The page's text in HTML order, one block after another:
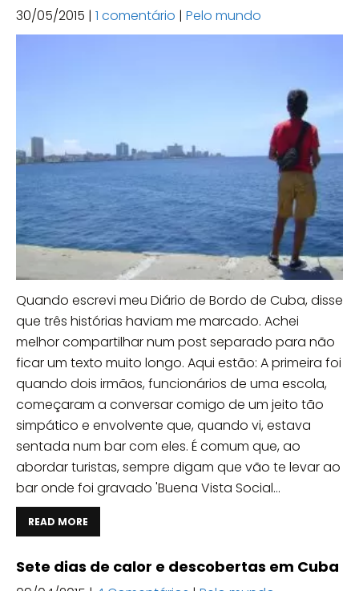
30/05/2015 | 1 comentário | Pelo mundo
Quando escrevi meu Diário de Bordo de Cuba, disse
que três histórias haviam me marcado. Achei
melhor compartilhar num post separado para não
ficar um texto muito longo. Aqui estão: A primeira foi
quando dois irmãos, funcionários de uma escola,
começaram a conversar comigo de um jeito tão
simpático e envolvente que, quando vi, estava
sentada num bar com eles. É comum que, ao
abordar turistas, sempre digam que vão te levar ao
bar onde foi gravado 'Buena Vista Social...
READ MORE
Sete dias de calor e descobertas em Cuba